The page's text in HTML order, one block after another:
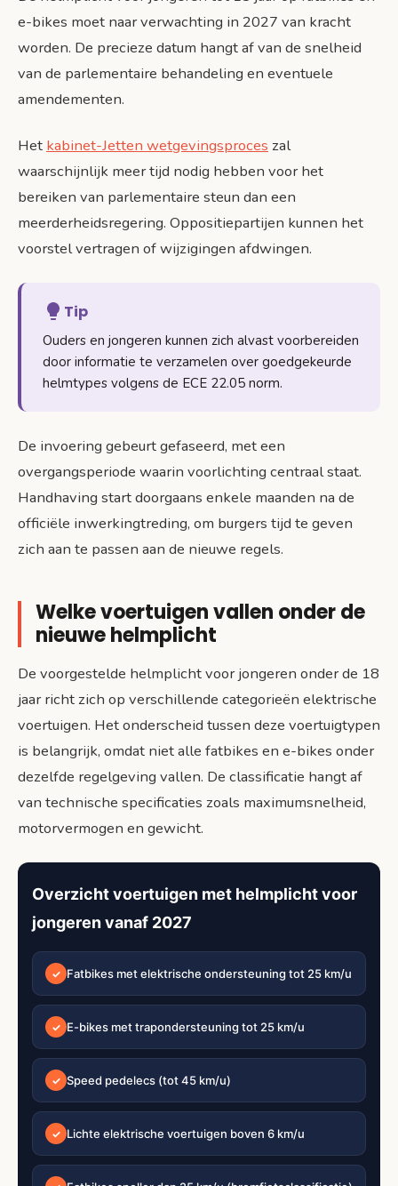
e-bikes moet naar verwachting in 2027 van kracht
worden. De precieze datum hangt af van de snelheid
van de parlementaire behandeling en eventuele
amendementen.
Het kabinet-Jetten wetgevingsproces zal
waarschijnlijk meer tijd nodig hebben voor het
bereiken van parlementaire steun dan een
meerderheidsregering. Oppositiepartijen kunnen het
voorstel vertragen of wijzigingen afdwingen.
Tip
Ouders en jongeren kunnen zich alvast voorbereiden
door informatie te verzamelen over goedgekeurde
helmtypes volgens de ECE 22.05 norm.
De invoering gebeurt gefaseerd, met een
overgangsperiode waarin voorlichting centraal staat.
Handhaving start doorgaans enkele maanden na de
officiële inwerkingtreding, om burgers tijd te geven
zich aan te passen aan de nieuwe regels.
Welke voertuigen vallen onder de
nieuwe helmplicht
De voorgestelde helmplicht voor jongeren onder de 18
jaar richt zich op verschillende categorieën elektrische
voertuigen. Het onderscheid tussen deze voertuigtypen
is belangrijk, omdat niet alle fatbikes en e-bikes onder
dezelfde regelgeving vallen. De classificatie hangt af
van technische specificaties zoals maximumsnelheid,
motorvermogen en gewicht.
Overzicht voertuigen met helmplicht voor
jongeren vanaf 2027
✓ Fatbikes met elektrische ondersteuning tot 25 km/u
✓ E-bikes met trapondersteuning tot 25 km/u
✓ Speed pedelecs (tot 45 km/u)
✓ Lichte elektrische voertuigen boven 6 km/u